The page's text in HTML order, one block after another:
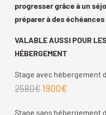
progresser grâce à un
préparer à des
VALABLE AUSSI POUR
HÉBERGEMENT
Stage avec hébergement
2580€1900€
Stage sans hébergement